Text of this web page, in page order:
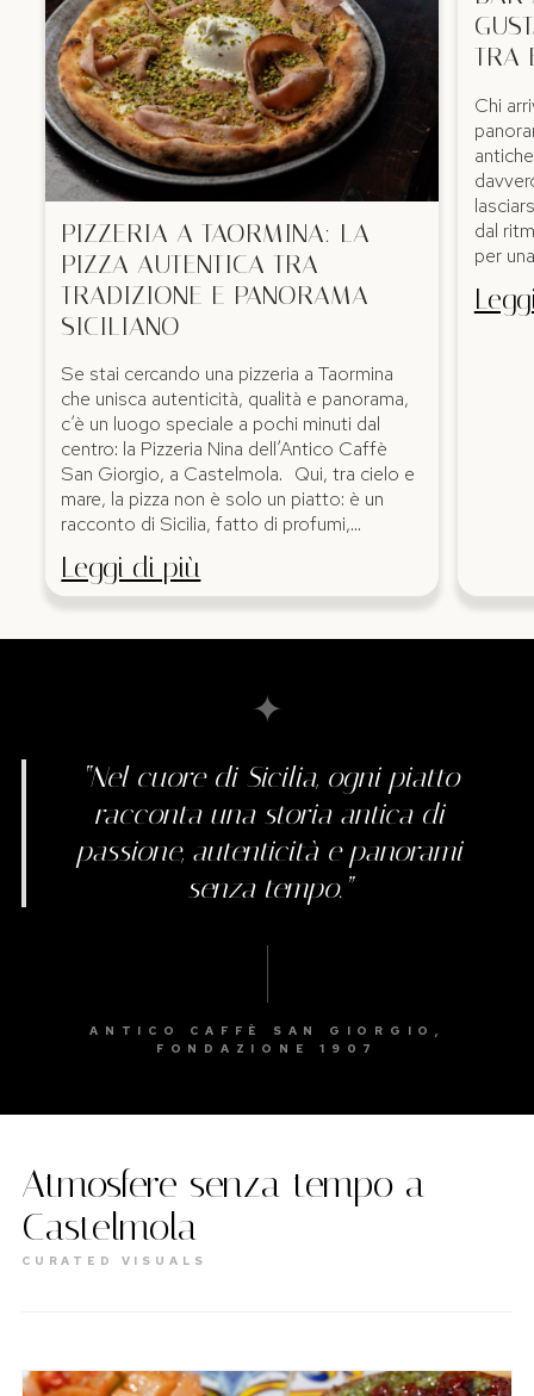
PIZZERIA A TAORMINA: LA
PIZZA AUTENTICA TRA
TRADIZIONE E PANORAMA
SICILIANO
Se stai cercando una pizzeria a Taormina
che unisca autenticità, qualità e panorama,
c’è un luogo speciale a pochi minuti dal
centro: la Pizzeria Nina dell’Antico Caffè
San Giorgio, a Castelmola. Qui, tra cielo e
mare, la pizza non è solo un piatto: è un
racconto di Sicilia, fatto di profumi,…
Leggi di più
TRA
Chi
dal
per
✦
“Nel cuore di Sicilia, ogni piatto
racconta una storia antica di
passione, autenticità e panorami
senza tempo.”
ANTICO CAFFÈ SAN GIORGIO,
FONDAZIONE 1907
Atmosfere senza tempo a
Castelmola
CURATED VISUALS